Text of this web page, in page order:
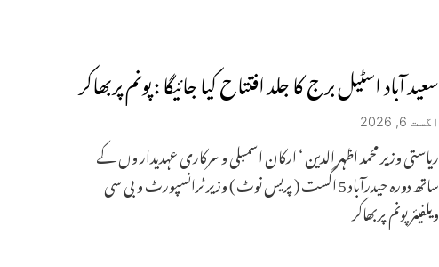
سعید آباد اسٹیل برج کا جلد افتتاح کیا جائیگا : پونم پربھاکر
اگست 6, 2026
ریاستی وزیر محمد اظہر الدین ‘ ارکان اسمبلی و سرکاری عہدیدار وں کے
ساتھ دورہ حیدرآباد 5 اگست ( پریس نوٹ ) وزیر ٹرانسپورٹ و بی سی
ویلفیئر پونم پربھاکر